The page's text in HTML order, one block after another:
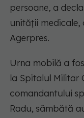
persoane, a
unităţii medicale,
Agerpres.
Urna mobilă a
la Spitalul Militar
comandantului
Radu, sâmbătă